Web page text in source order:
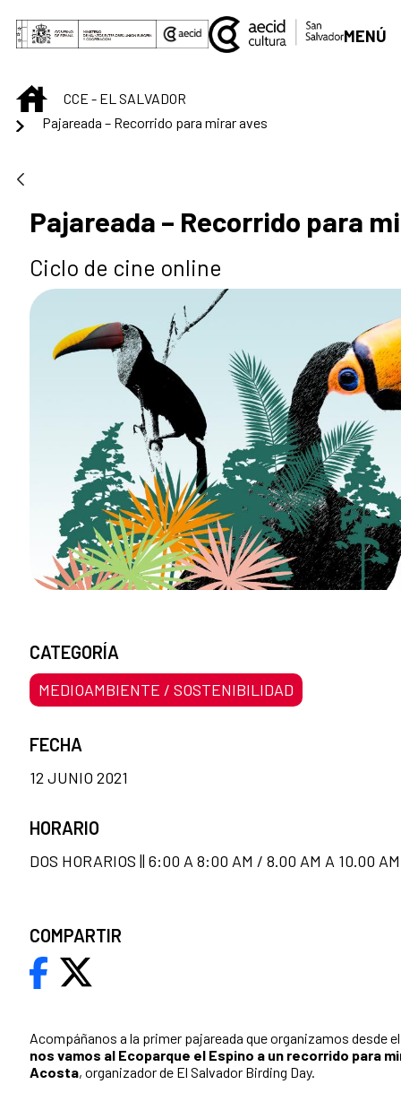
Saltar al contenido principal
MENÚ
INICIOCCE - EL SALVADOR
Pajareada – Recorrido para mirar aves
Pajareada – Recorrido para
Ciclo de cine online
Acompáñanos a la primer pajareada que organizamos desde
nos vamos al Ecoparque el Espino a un recorrido para
Acosta, organizador de El Salvador Birding Day.
CATEGORÍA
MEDIOAMBIENTE / SOSTENIBILIDAD
FECHA
12 JUNIO 2021
HORARIO
DOS HORARIOS || 6:00 A 8:00 AM / 8.00 AM A 10.00 AM
COMPARTIR